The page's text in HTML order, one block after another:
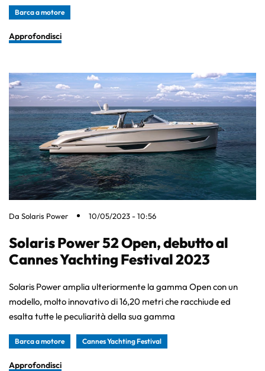
Barca a motore
Approfondisci
Da Solaris Power 10/05/2023 - 10:56
Solaris Power 52 Open, debutto al
Cannes Yachting Festival 2023
Solaris Power amplia ulteriormente la gamma Open con un
modello, molto innovativo di 16,20 metri che racchiude ed
esalta tutte le peculiarità della sua gamma
Barca a motore Cannes Yachting Festival
Approfondisci